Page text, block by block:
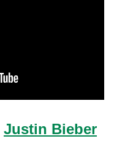
Justin Bieber